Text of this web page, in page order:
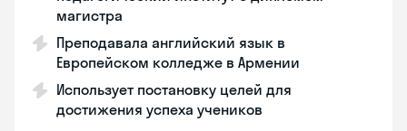
магистра
Преподавала английский язык в
Европейском колледже в Армении
Использует постановку целей для
достижения успеха учеников